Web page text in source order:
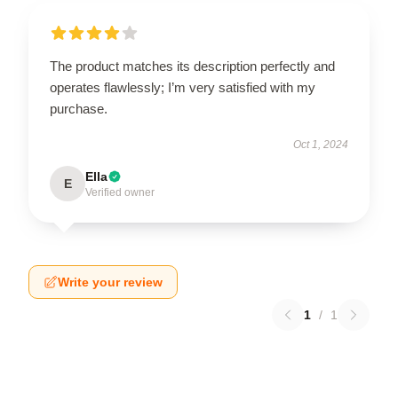
The product matches its description perfectly and
operates flawlessly; I’m very satisfied with my
purchase.
Oct 1, 2024
E Ella
Verified owner
Write your review
1 / 1